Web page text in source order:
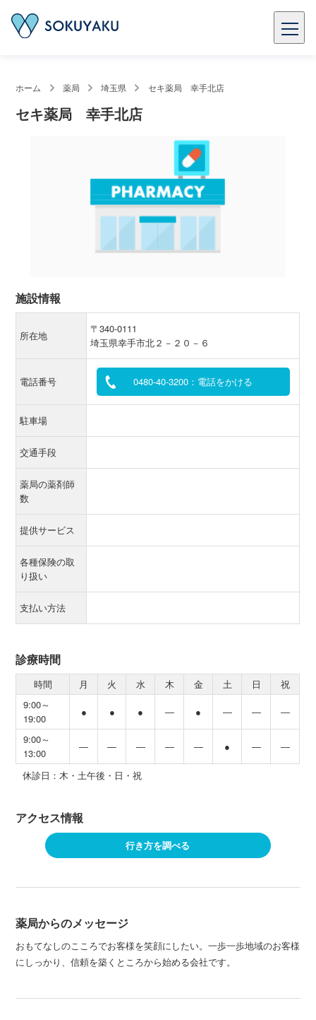
ホーム 薬局 埼玉県 セキ薬局 幸手北店
セキ薬局 幸手北店
施設情報
所在地
〒340-0111
埼玉県幸手市北２－２０－６
電話番号 0480-40-3200：電話をかける
駐車場
交通手段
薬局の薬剤師
数
提供サービス
各種保険の取
り扱い
支払い方法
診療時間
時間 月 火 水 木 金 土 日
祝
9:00～
19:00
● ● ● ― ● ― ― ―
9:00～
13:00
― ― ― ― ― ● ― ―
休診日：木・土午後・日・祝
アクセス情報
行き方を調べる
薬局からのメッセージ
おもてなしのこころでお客様を笑顔にしたい。一歩一歩地域のお客様
にしっかり、信頼を築くところから始める会社です。